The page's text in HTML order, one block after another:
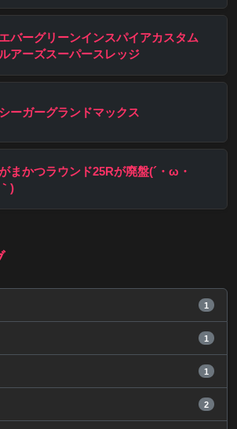
エバーグリーンインスパイアカスタム
ルアーズスーパースレッジ
シーガーグランドマックス
まかつラウンド25Rが廃盤(´・ω・
｀)
1
1
1
2